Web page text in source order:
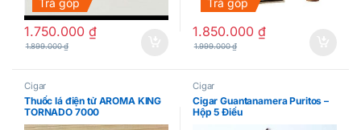
1.750.000 ₫
1.899.000₫
1.850.000 ₫
1.999.000₫
Cigar
Thuốc lá điện tử AROMA KING
TORNADO 7000
Cigar
Cigar Guantanamera Puritos –
Hộp 5 Điếu